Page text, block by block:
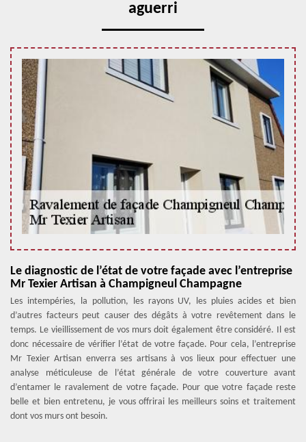
aguerri
Le diagnostic de l’état de votre façade avec l’entreprise
Mr Texier Artisan à Champigneul Champagne
Les intempéries, la pollution, les rayons UV, les pluies acides et bien
d’autres facteurs peut causer des dégâts à votre revêtement dans le
temps. Le vieillissement de vos murs doit également être considéré. Il est
donc nécessaire de vérifier l’état de votre façade. Pour cela, l’entreprise
Mr Texier Artisan enverra ses artisans à vos lieux pour effectuer une
analyse méticuleuse de l’état générale de votre couverture avant
d’entamer le ravalement de votre façade. Pour que votre façade reste
belle et bien entretenu, je vous offrirai les meilleurs soins et traitement
dont vos murs ont besoin.